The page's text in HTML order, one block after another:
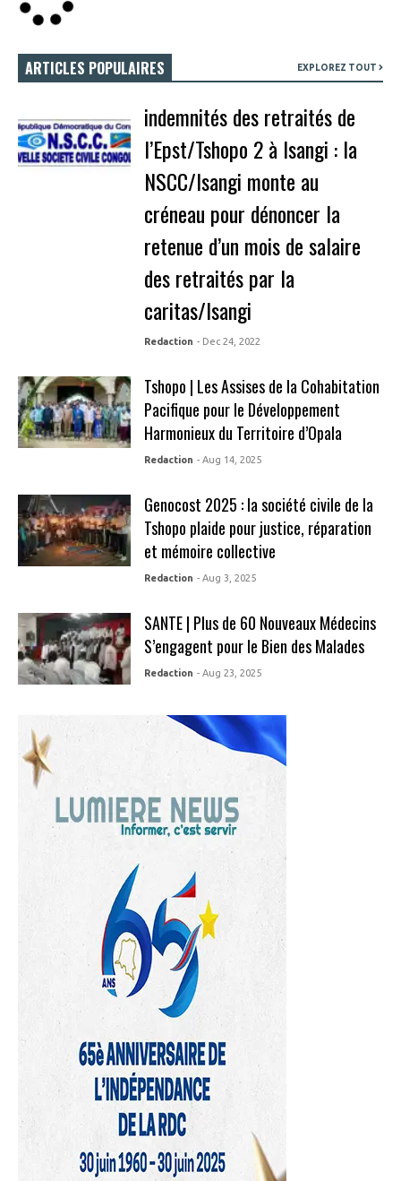
ARTICLES POPULAIRES EXPLOREZ TOUT
indemnités des retraités de
l’Epst/Tshopo 2 à Isangi : la
NSCC/Isangi monte au
créneau pour dénoncer la
retenue d’un mois de salaire
des retraités par la
caritas/Isangi
Redaction - Dec 24, 2022
Tshopo | Les Assises de la Cohabitation
Pacifique pour le Développement
Harmonieux du Territoire d’Opala
Redaction - Aug 14, 2025
Genocost 2025 : la société civile de la
Tshopo plaide pour justice, réparation
et mémoire collective
Redaction - Aug 3, 2025
SANTE | Plus de 60 Nouveaux Médecins
S’engagent pour le Bien des Malades
Redaction - Aug 23, 2025